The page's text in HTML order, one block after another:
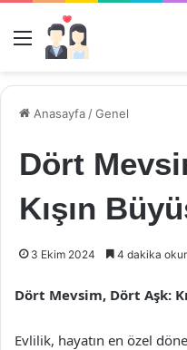
Menü
Anasayfa /Genel
Dört
Kışın
3 Ekim 2024 4 dakika
Dört Mevsim, Dört Aşk:
Evlilik, hayatın en özel